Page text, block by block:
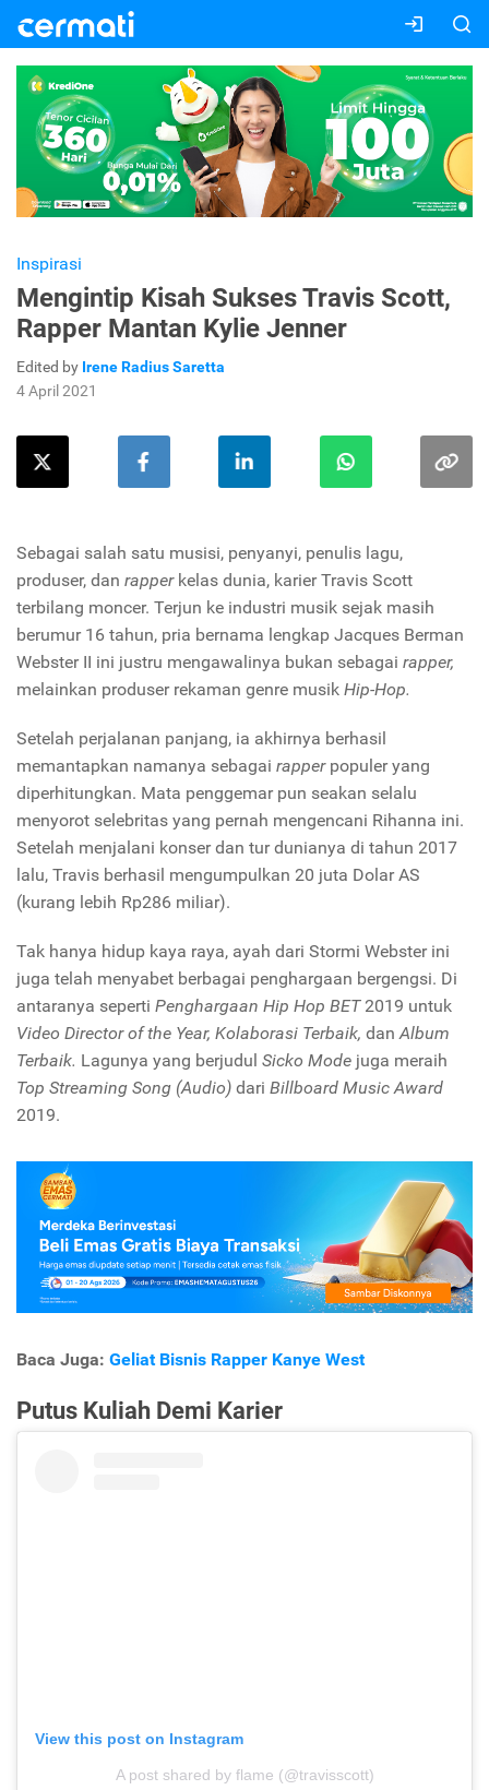
Inspirasi
Mengintip Kisah Sukses Travis Scott,
Rapper Mantan Kylie Jenner
Edited by Irene Radius Saretta
4 April 2021
Sebagai salah satu musisi, penyanyi, penulis lagu,
produser, dan rapperkelas dunia, karier Travis Scott
terbilang moncer. Terjun ke industri musik sejak masih
berumur 16 tahun, pria bernama lengkap Jacques Berman
Webster II ini justru mengawalinya bukan sebagai rapper,
melainkan produser rekaman genre musik Hip-Hop.
Setelah perjalanan panjang, ia akhirnya berhasil
memantapkan namanya sebagai rapper populer yang
diperhitungkan. Mata penggemar pun seakan selalu
menyorot selebritas yang pernah mengencani Rihanna ini.
Setelah menjalani konser dan tur dunianya di tahun 2017
lalu, Travis berhasil mengumpulkan 20 juta Dolar AS
(kurang lebih Rp286 miliar).
Tak hanya hidup kaya raya, ayah dari Stormi Webster ini
juga telah menyabet berbagai penghargaan bergengsi. Di
antaranya seperti Penghargaan Hip Hop BET2019 untuk
Video Director of the Year, Kolaborasi Terbaik, danAlbum
Terbaik. Lagunya yang berjudul Sicko Mode juga meraih
Top Streaming Song (Audio) dari Billboard Music Award
2019.
Baca Juga: Geliat Bisnis Rapper Kanye West
Putus Kuliah Demi Karier
View this post on Instagram
A post shared by flame (@travisscott)